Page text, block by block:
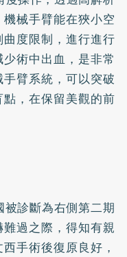
械手臂能在狹小空
度限制，進行進行
術中出血，是非常
臂系統，可以突破
，在保留美觀的前
診斷為右側第二期
過之際，得知有親
手術後復原良好，